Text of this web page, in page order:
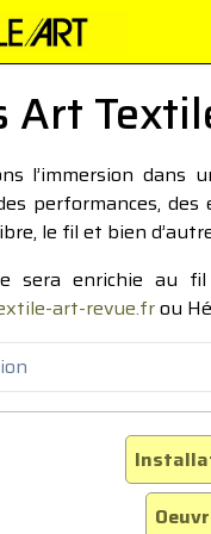
Art
l’immersion
performances,
le fil et bien
sera enrichie au
art-revue.frou